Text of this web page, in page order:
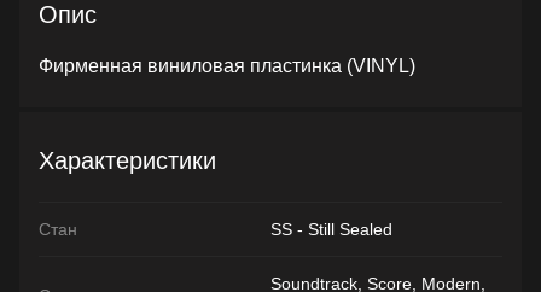
Опис
Фирменная виниловая пластинка (VINYL)
Характеристики
Стан SS - Still Sealed
Soundtrack, Score, Modern,